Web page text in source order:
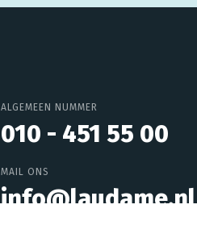
ALGEMEEN NUMMER
010 - 451 55 00
MAIL ONS
info@laudame.nl